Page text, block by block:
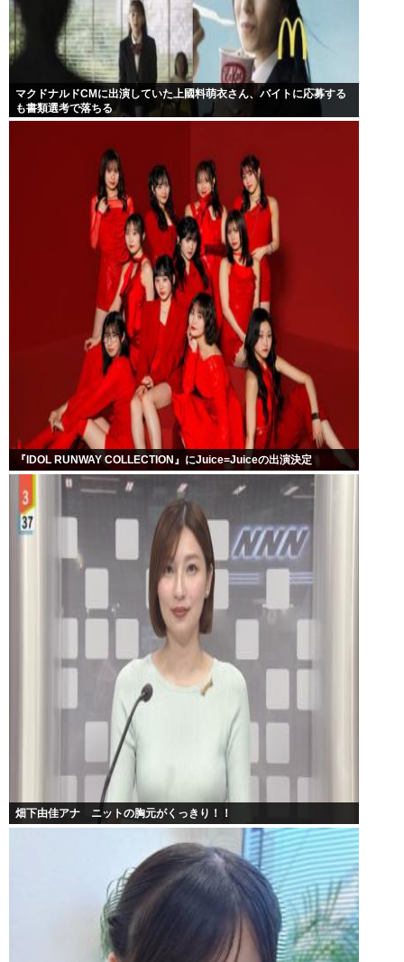
マクドナルドCMに出演していた上國料萌衣さん、バイトに応募する
も書類選考で落ちる
『IDOL RUNWAY COLLECTION』にJuice=Juiceの出演決定
畑下由佳アナ ニットの胸元がくっきり！！